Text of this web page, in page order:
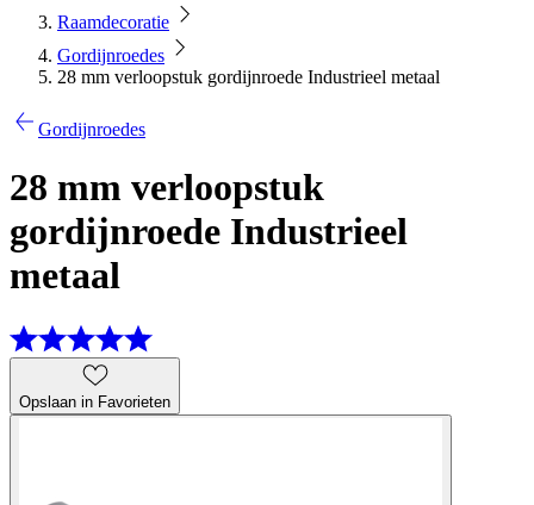
Raamdecoratie
Gordijnroedes
28 mm verloopstuk gordijnroede Industrieel metaal
Gordijnroedes
28 mm verloopstuk
gordijnroede Industrieel
metaal
Opslaan in Favorieten